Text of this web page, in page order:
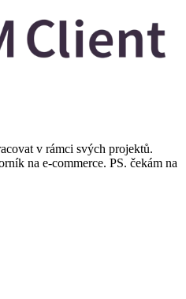
v rámci svých projektů.
na e-commerce. PS. čekám na